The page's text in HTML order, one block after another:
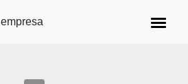
principal